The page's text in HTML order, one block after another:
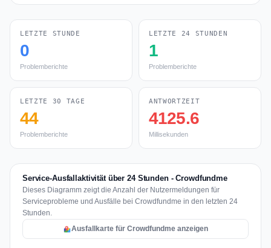
LETZTE STUNDE
0
Problemberichte
LETZTE 24 STUNDEN
1
Problemberichte
LETZTE 30 TAGE
44
Problemberichte
ANTWORTZEIT
4125.6
Millisekunden
Service-Ausfallaktivität über 24 Stunden - Crowdfundme
Dieses Diagramm zeigt die Anzahl der Nutzermeldungen für
Serviceprobleme und Ausfälle bei Crowdfundme in den letzten 24
Stunden.
Ausfallkarte für Crowdfundme anzeigen